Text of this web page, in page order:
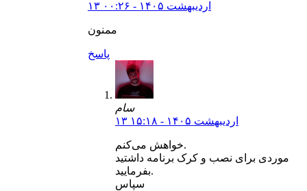
۱۳ اردیبهشت ۱۴۰۵ - ۰۰:۲۶
ممنون
پاسخ
سام
۱۳ اردیبهشت ۱۴۰۵ - ۱۵:۱۸
خواهش می‌کنم.
موردی برای نصب و کرک برنامه داشتید
بفرمایید.
سپاس